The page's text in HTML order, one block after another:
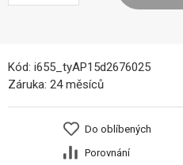
Kód: i655_tyAP15d2676025
Záruka: 24 měsíců
Do oblíbených
Porovnání